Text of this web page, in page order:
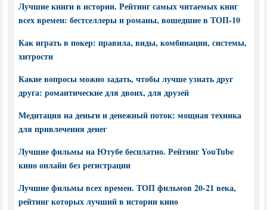
Лучшие книги в истории. Рейтинг самых читаемых книг
всех времен: бестселлеры и романы, вошедшие в ТОП-10
Как играть в покер: правила, виды, комбинации, системы,
хитрости
Какие вопросы можно задать, чтобы лучше узнать друг
друга: романтические для двоих, для друзей
Медитация на деньги и денежный поток: мощная техника
для привлечения денег
Лучшие фильмы на Ютубе бесплатно. Рейтинг YouTube
кино онлайн без регистрации
Лучшие фильмы всех времен. ТОП фильмов 20-21 века,
рейтинг которых лучший в истории кино